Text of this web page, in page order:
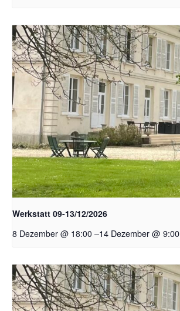
Werkstatt 09-13/12/2026
8 Dezember @ 18:00 –14 Dezember @ 9:00